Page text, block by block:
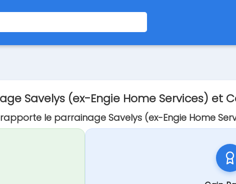
Savelys (ex-Engie Home Services) et
le parrainage Savelys (ex-Engie Home